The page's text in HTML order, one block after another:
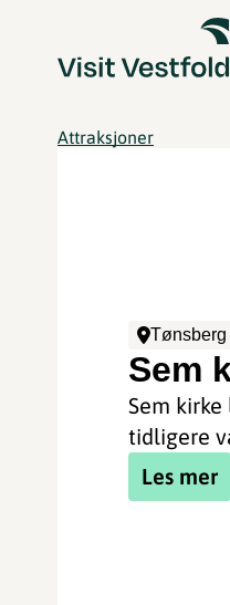
Attraksjoner
Tønsberg
Sem
Sem
tidligere
Les mer